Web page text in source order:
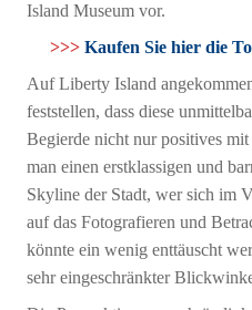
Island Museum vor.
>>> Kaufen Sie hier die
Auf Liberty Island
feststellen, dass diese
Begierde nicht nur positives
man einen erstklassigen und
Skyline der Stadt, wer sich im
auf das Fotografieren und
könnte ein wenig enttäuscht
sehr eingeschränkter